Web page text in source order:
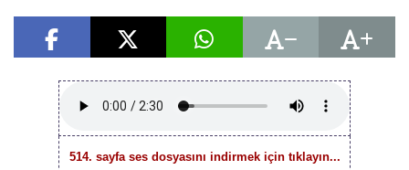
514. sayfa ses dosyasını indirmek için tıklayın...